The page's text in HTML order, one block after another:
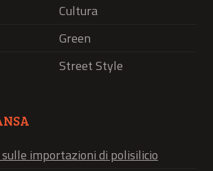
Cultura
Green
Street Style
sulle importazioni di polisilicio